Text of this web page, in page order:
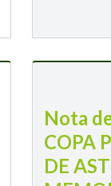
Nota
COPA
DE